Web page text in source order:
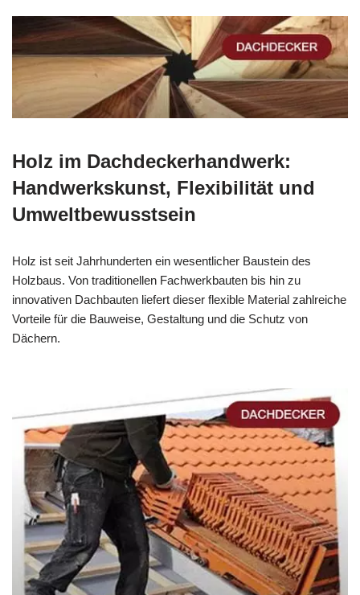
Holz im Dachdeckerhandwerk:
Handwerkskunst, Flexibilität und
Umweltbewusstsein
Holz ist seit Jahrhunderten ein wesentlicher Baustein des
Holzbaus. Von traditionellen Fachwerkbauten bis hin zu
innovativen Dachbauten liefert dieser flexible Material zahlreiche
Vorteile für die Bauweise, Gestaltung und die Schutz von
Dächern.